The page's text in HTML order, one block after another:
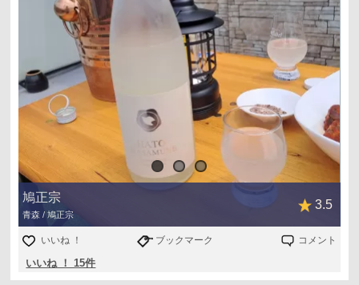
鳩正宗
青森 / 鳩正宗
3.5
いいね ！ ブックマーク コメント
いいね ！ 15件